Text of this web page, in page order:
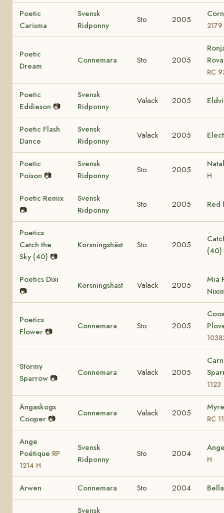
Poetic
Carisma
Svensk
Ridponny
Sto 2005
2179
Poetic
Dream
Connemara Sto 2005
RC
Poetic
Eddieson 📷
Svensk
Ridponny
Valack 2005
Poetic Flash
Dance
Svensk
Ridponny
Valack 2005
Poetic
Poison 📷
Svensk
Ridponny
Sto 2005
H
Poetic Remix
📷
Svensk
Ridponny
Sto 2005 Red
Poetics
Catch the
Sky (40) 📷
Korsningshäst Sto 2005
(40)
Poetics Dixi
📷
Korsningshäst Valack 2005
Mia
Poetics
Flower 📷
Connemara Sto 2005
Stormy
Sparrow 📷
Connemara Valack 2005
1123
Ängaskogs
Cooper 📷
Connemara Valack 2005
RC
Ange
Poétique RP
1214 H
Svensk
Ridponny
Sto 2004
H
Arwen Connemara Sto 2004
Svensk